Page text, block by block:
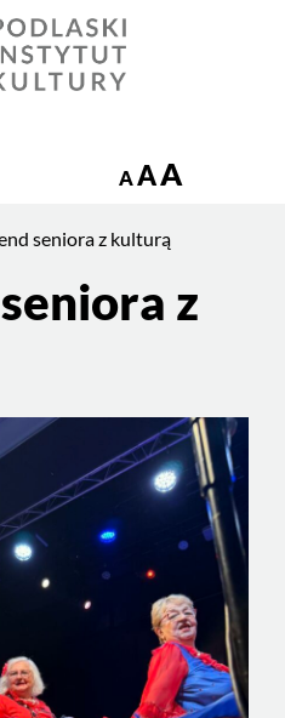
AAA
seniora z kulturą
z